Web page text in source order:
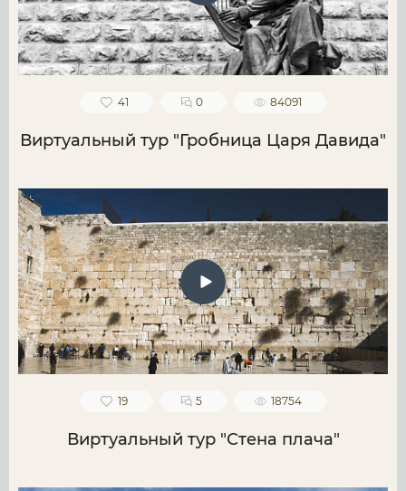
41 0 84091
Виртуальный тур "Гробница Царя Давида"
19 5 18754
Виртуальный тур "Стена плача"